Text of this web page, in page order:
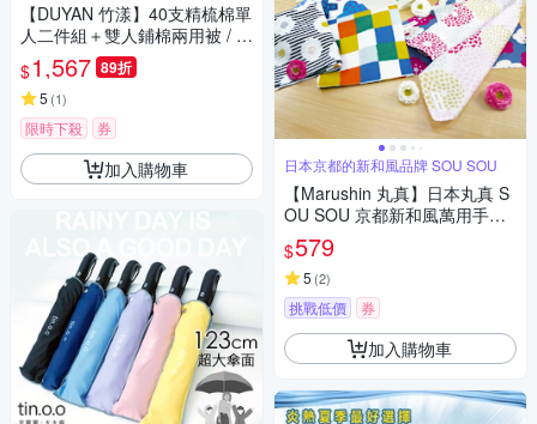
【DUYAN 竹漾】40支精梳棉單
人二件組＋雙人鋪棉兩用被 / 花
蔓玫瑰 台灣製
$1,567 89折
5 (1)
限時下殺 券
加入購物車 日本京都的新和風品牌 SOU SOU
【Marushin 丸真】日本丸真 S
OU SOU 京都新和風萬用手帕
超值二件組
$579
5 (2)
挑戰低價 券
加入購物車